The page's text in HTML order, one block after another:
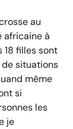
au
africaine à
18 filles sont
situations
même
si
les
je